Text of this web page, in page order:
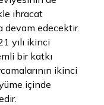
ihracat
devam edecektir.
yılı ikinci
bir katkı
ikinci
içinde